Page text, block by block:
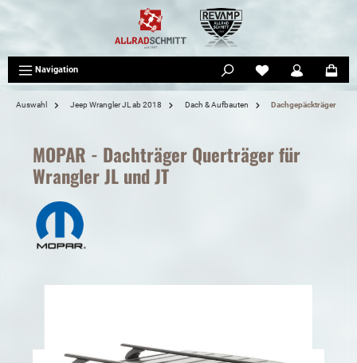
Navigation
Auswahl Jeep Wrangler JL ab 2018 Dach & Aufbauten Dachgepäckträger
MOPAR - Dachträger Querträger für
Wrangler JL und JT